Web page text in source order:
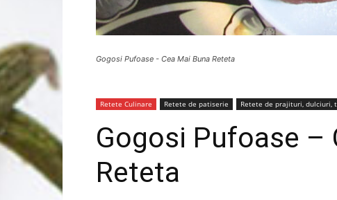
Gogosi Pufoase - Cea Mai Buna Reteta
Retete Culinare Retete de patiserie Retete de prajituri, dulciuri,
Gogosi Pufoase –
Reteta